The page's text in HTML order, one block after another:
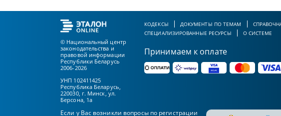
© Национальный центр
законодательства и
правовой информации
Республики Беларусь
2006-2026
УНП 102411425
Республика Беларусь,
220030, г. Минск, ул.
Берсона, 1а
КОДЕКСЫ ДОКУМЕНТЫ ПО ТЕМАМ
СПЕЦИАЛИЗИРОВАННЫЕ РЕСУРСЫ
О СИСТЕМЕ
Принимаем к оплате
Если у Вас возникли вопросы по регистрации